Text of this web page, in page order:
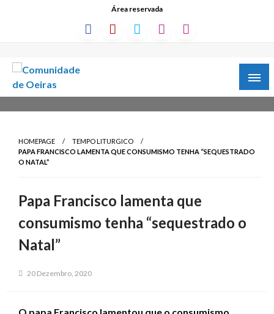
Área reservada
HOMEPAGE
TEMPO LITURGICO
PAPA FRANCISCO LAMENTA QUE CONSUMISMO TENHA “SEQUESTRADO
O NATAL”
Papa Francisco lamenta que
consumismo tenha “sequestrado o
Natal”
20 Dezembro, 2020